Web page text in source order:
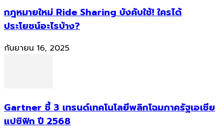
กฎหมายใหม่ Ride Sharing บังคับใช้! ใครได้
ประโยชน์อะไรบ้าง?
กันยายน 16, 2025
Gartner ชี้ 3 เทรนด์เทคโนโลยีพลิกโฉมภาครัฐเอเชีย
แปซิฟิก ปี 2568